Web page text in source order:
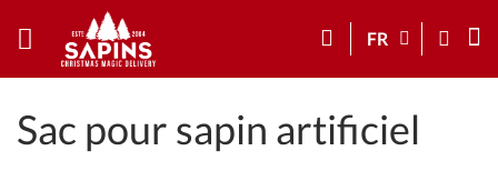
FR
Sac pour sapin artificiel